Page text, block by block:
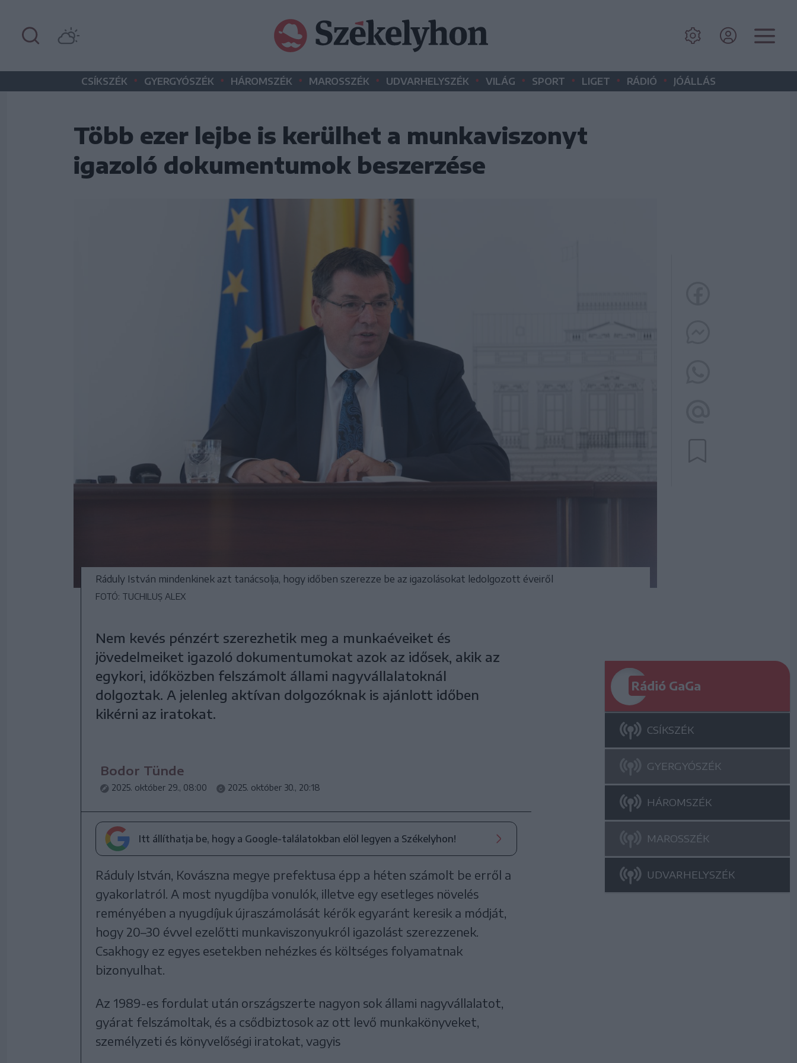
CSÍKSZÉK • GYERGYÓSZÉK • HÁROMSZÉK • MAROSSZÉK • UDVARHELYSZÉK • VILÁG • SPORT • LIGET • RÁDIÓ • JÓÁLLÁS
Több ezer lejbe is kerülhet a munkaviszonyt
igazoló dokumentumok beszerzése
Ráduly István mindenkinek azt tanácsolja, hogy időben szerezze be az igazolásokat ledolgozott éveiről
FOTÓ: TUCHILUȘ ALEX
Nem kevés pénzért szerezhetik meg a munkaéveiket és
jövedelmeiket igazoló dokumentumokat azok az idősek, akik az
egykori, időközben felszámolt állami nagyvállalatoknál
dolgoztak. A jelenleg aktívan dolgozóknak is ajánlott időben
kikérni az iratokat.
Bodor Tünde
2025. október 29., 08:00 2025. október 30., 20:18
Itt állíthatja be, hogy a Google-találatokban elöl legyen a Székelyhon!
Ráduly István, Kovászna megye prefektusa épp a héten számolt be erről a
gyakorlatról. A most nyugdíjba vonulók, illetve egy esetleges növelés
reményében a nyugdíjuk újraszámolását kérők egyaránt keresik a módját,
hogy 20–30 évvel ezelőtti munkaviszonyukról igazolást szerezzenek.
Csakhogy ez egyes esetekben nehézkes és költséges folyamatnak
bizonyulhat.
Az 1989-es fordulat után országszerte nagyon sok állami nagyvállalatot,
gyárat felszámoltak, és a csődbiztosok az ott levő munkakönyveket,
személyzeti és könyvelőségi iratokat, vagyis
Rádió GaGa
CSÍKSZÉK
GYERGYÓSZÉK
HÁROMSZÉK
MAROSSZÉK
UDVARHELYSZÉK